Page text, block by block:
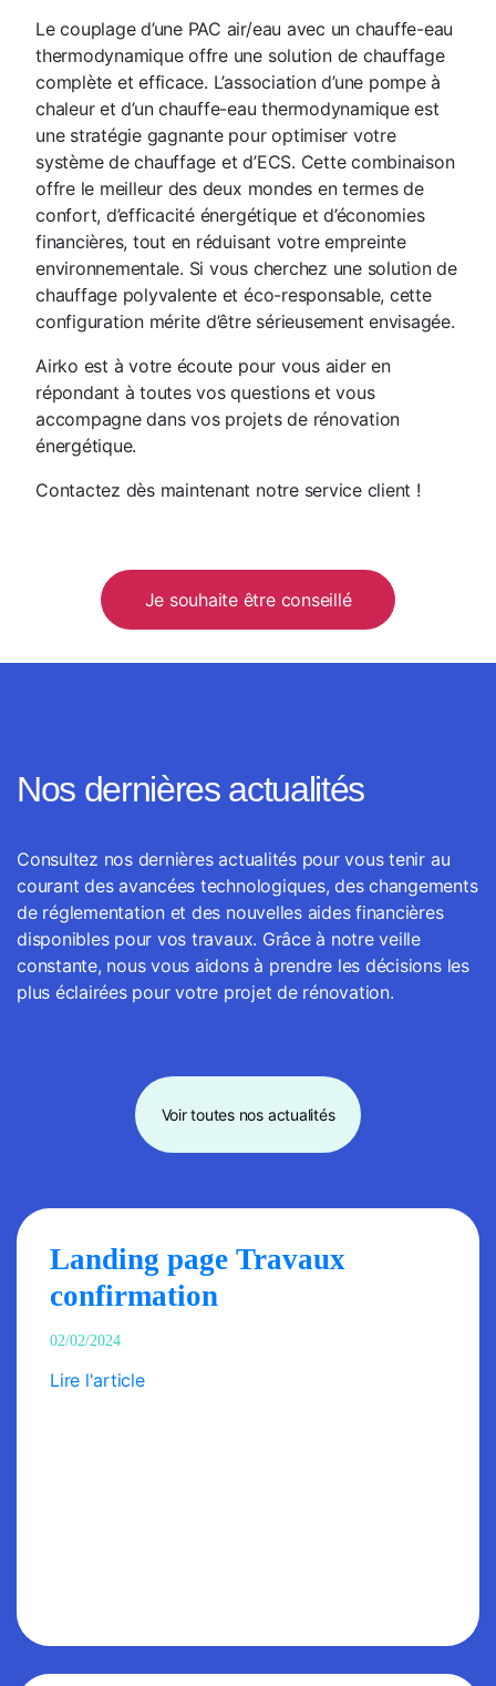
Le couplage d’une PAC air/eau avec un chauffe-eau
thermodynamique offre une solution de chauffage
complète et efficace. L’association d’une pompe à
chaleur et d’un chauffe-eau thermodynamique est
une stratégie gagnante pour optimiser votre
système de chauffage et d’ECS. Cette combinaison
offre le meilleur des deux mondes en termes de
confort, d’efficacité énergétique et d’économies
financières, tout en réduisant votre empreinte
environnementale. Si vous cherchez une solution de
chauffage polyvalente et éco-responsable, cette
configuration mérite d’être sérieusement envisagée.
Airko est à votre écoute pour vous aider en
répondant à toutes vos questions et vous
accompagne dans vos projets de rénovation
énergétique.
Contactez dès maintenant notre service client !
Je souhaite être conseillé
Nos dernières actualités
Consultez nos dernières actualités pour vous tenir au
courant des avancées technologiques, des changements
de réglementation et des nouvelles aides financières
disponibles pour vos travaux. Grâce à notre veille
constante, nous vous aidons à prendre les décisions les
plus éclairées pour votre projet de rénovation.
Voir toutes nos actualités
Landing page Travaux
confirmation
02/02/2024
Lire l'article